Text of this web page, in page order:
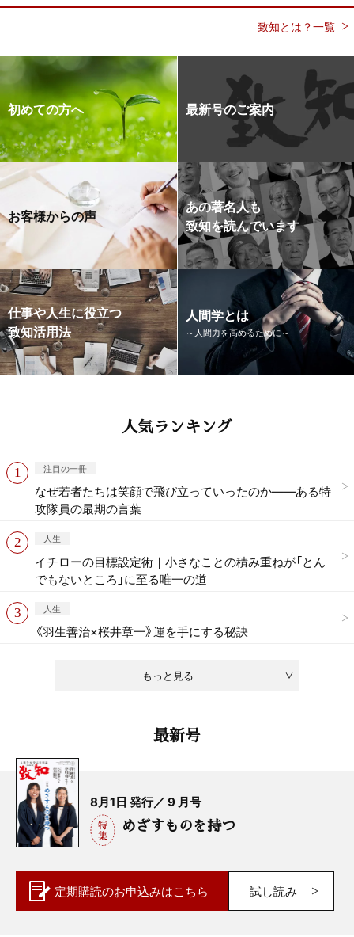
致知とは？一覧
初めての方へ 最新号のご案内
お客様からの声
あの著名人も
致知を読んでいます
仕事や人生に役立つ
致知活用法
人間学とは
～人間力を高めるために～
人気ランキング
もっと見る
注目の一冊
なぜ若者たちは笑顔で飛び立っていったのか——ある特
攻隊員の最期の言葉
人生
イチローの目標設定術｜小さなことの積み重ねが「とん
でもないところ」に至る唯一の道
人生
《羽生善治×桜井章一》運を手にする秘訣
最新号
8月1日 発行／ 9 月号
めざすものを持つ
定期購読のお申込みはこちら 試し読み